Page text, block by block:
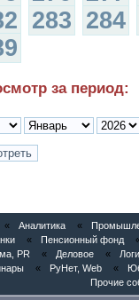
283 284
за период:
« Аналитика «
« Пенсионный фонд
PR « Деловое «
« РуНет, Web «
Прочие